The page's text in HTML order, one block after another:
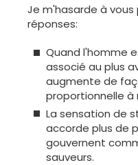
Je m'hasarde à
réponses:
Quand l'homme
associé au plus
augmente de
proportionnelle
La sensation de
accorde plus de
gouvernent
sauveurs.